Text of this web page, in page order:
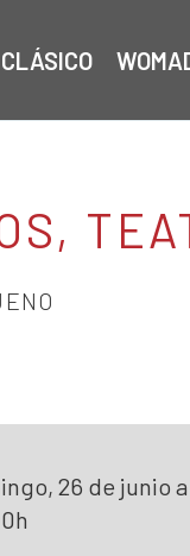
26 de junio